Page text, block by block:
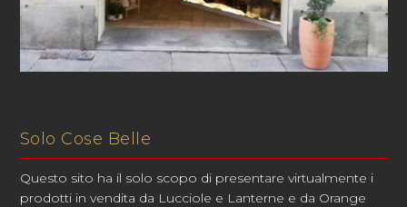
Solo Cose Belle
Questo sito ha il solo scopo di presentare virtualmente i
prodotti in vendita da Lucciole e Lanterne e da Orange